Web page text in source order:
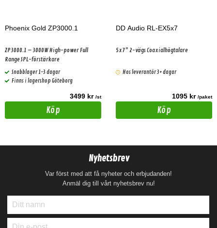
Phoenix Gold ZP3000.1
ZP3000.1 – 3000W High-power Full
Range SPL-förstärkare
Snabblager 1-3 dagar
Finns i lagershop Göteborg
3499 kr /st
Köp
DD Audio RL-EX5x7
5x7" 2-vägs Coaxialhögtalare
Hos leverantör 3+ dagar
1095 kr /paket
Köp
Nyhetsbrev
Var först med att få nyheter och erbjudanden!
Anmäl dig till vårt nyhetsbrev nu!